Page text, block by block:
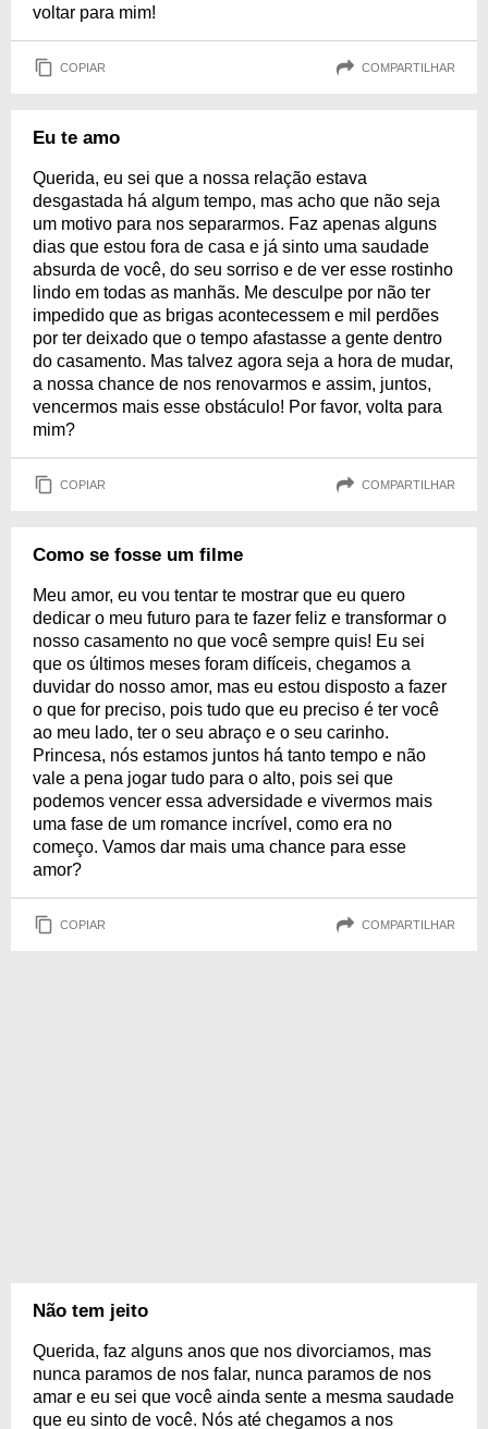
voltar para mim!
COPIAR COMPARTILHAR
Eu te amo
Querida, eu sei que a nossa relação estava
desgastada há algum tempo, mas acho que não seja
um motivo para nos separarmos. Faz apenas alguns
dias que estou fora de casa e já sinto uma saudade
absurda de você, do seu sorriso e de ver esse rostinho
lindo em todas as manhãs. Me desculpe por não ter
impedido que as brigas acontecessem e mil perdões
por ter deixado que o tempo afastasse a gente dentro
do casamento. Mas talvez agora seja a hora de mudar,
a nossa chance de nos renovarmos e assim, juntos,
vencermos mais esse obstáculo! Por favor, volta para
mim?
COPIAR COMPARTILHAR
Como se fosse um filme
Meu amor, eu vou tentar te mostrar que eu quero
dedicar o meu futuro para te fazer feliz e transformar o
nosso casamento no que você sempre quis! Eu sei
que os últimos meses foram difíceis, chegamos a
duvidar do nosso amor, mas eu estou disposto a fazer
o que for preciso, pois tudo que eu preciso é ter você
ao meu lado, ter o seu abraço e o seu carinho.
Princesa, nós estamos juntos há tanto tempo e não
vale a pena jogar tudo para o alto, pois sei que
podemos vencer essa adversidade e vivermos mais
uma fase de um romance incrível, como era no
começo. Vamos dar mais uma chance para esse
amor?
COPIAR COMPARTILHAR
Não tem jeito
Querida, faz alguns anos que nos divorciamos, mas
nunca paramos de nos falar, nunca paramos de nos
amar e eu sei que você ainda sente a mesma saudade
que eu sinto de você. Nós até chegamos a nos